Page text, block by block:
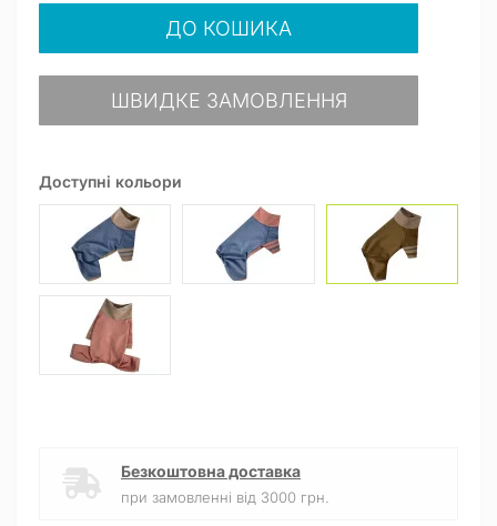
Доступні кольори
ДО КОШИКА
ШВИДКЕ ЗАМОВЛЕННЯ
Безкоштовна доставка
при замовленні від 3000 грн.